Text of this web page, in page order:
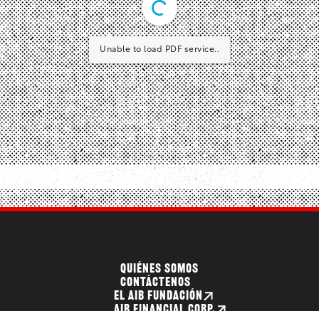
Unable to load PDF service..
QUIÉNES SOMOS
CONTÁCTENOS
EL AIB FUNDACIÓN